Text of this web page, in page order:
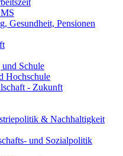
Gesundheit, Pensionen
Schule
Hochschule
- Zukunft
& Nachhaltigkeit
und Sozialpolitik